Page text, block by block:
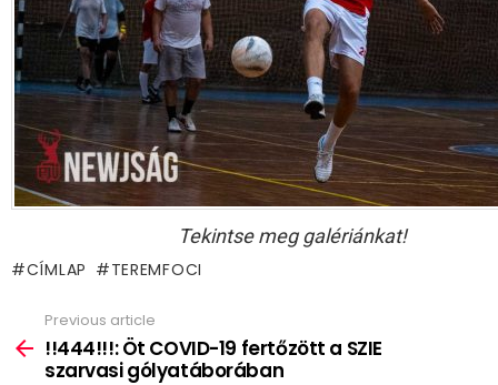
Tekintse meg galériánkat!
CÍMLAP TEREMFOCI
more
Previous article
!!444!!!: Öt COVID-19 fertőzött a SZIE
szarvasi gólyatáborában